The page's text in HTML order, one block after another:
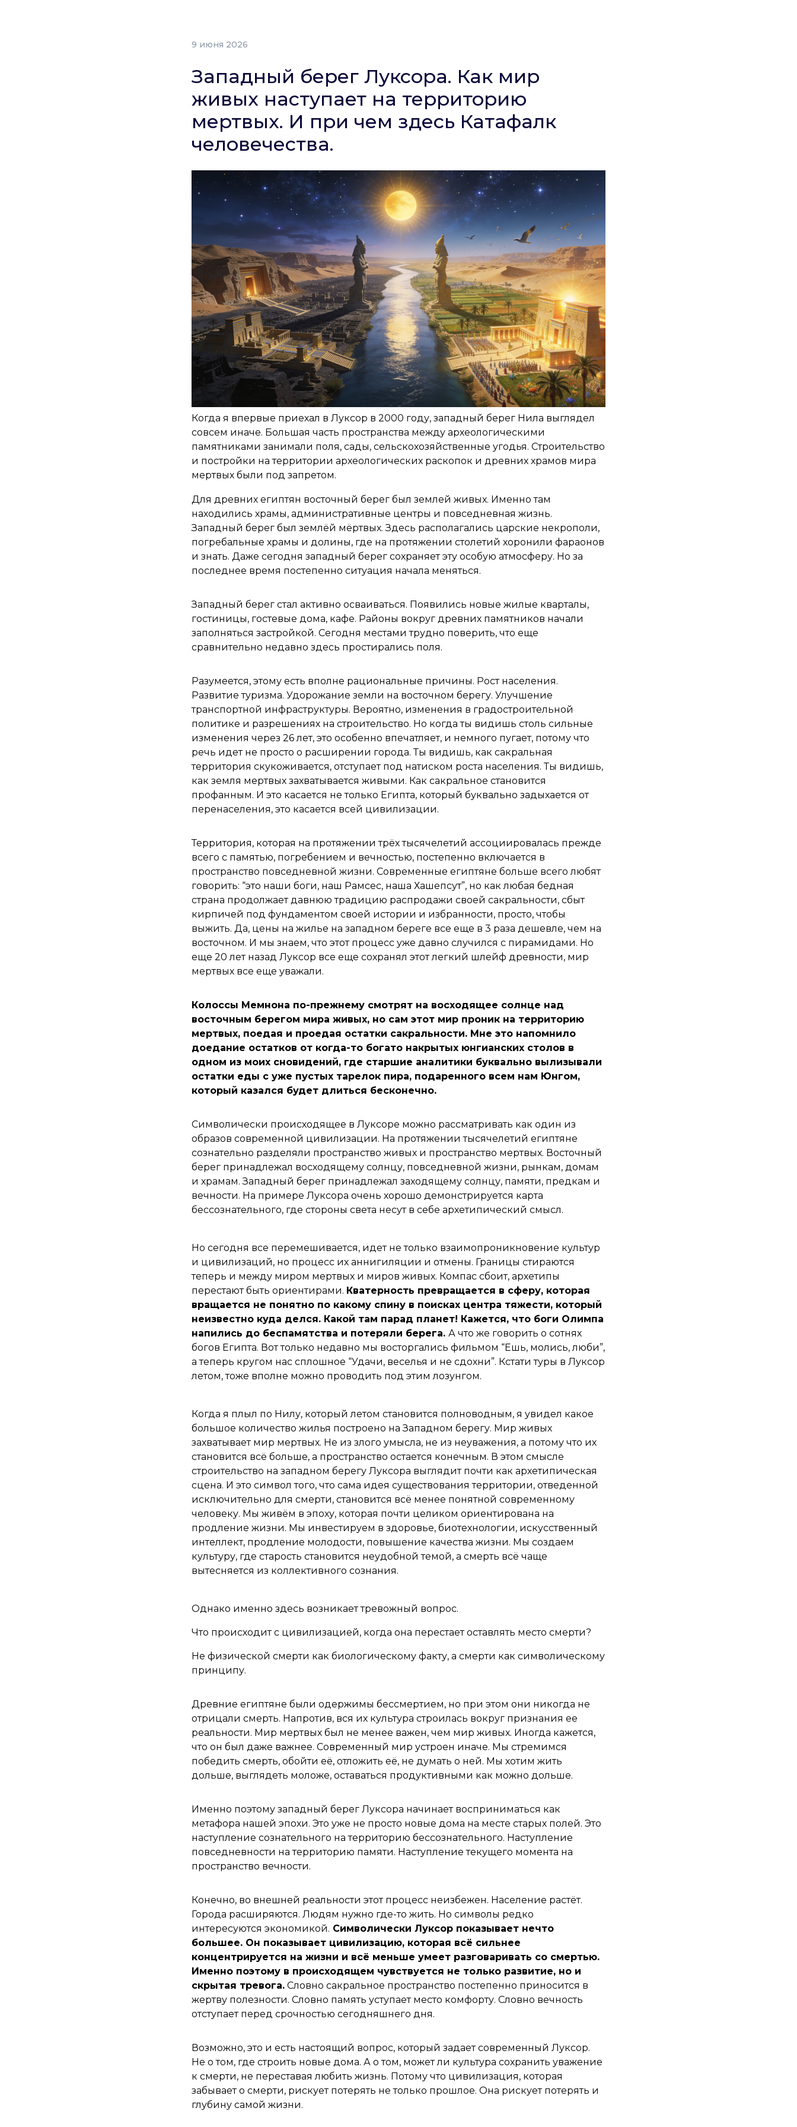
9 июня 2026
Западный берег Луксора. Как мир
живых наступает на территорию
мертвых. И при чем здесь Катафалк
человечества.
Когда я впервые приехал в Луксор в 2000 году, западный берег Нила выглядел
совсем иначе. Большая часть пространства между археологическими
памятниками занимали поля, сады, сельскохозяйственные угодья. Строительство
и постройки на территории археологических раскопок и древних храмов мира
мертвых были под запретом.
Для древних египтян восточный берег был землей живых. Именно там
находились храмы, административные центры и повседневная жизнь.
Западный берег был землёй мёртвых. Здесь располагались царские некрополи,
погребальные храмы и долины, где на протяжении столетий хоронили фараонов
и знать. Даже сегодня западный берег сохраняет эту особую атмосферу. Но за
последнее время постепенно ситуация начала меняться.
Западный берег стал активно осваиваться. Появились новые жилые кварталы,
гостиницы, гостевые дома, кафе. Районы вокруг древних памятников начали
заполняться застройкой. Сегодня местами трудно поверить, что еще
сравнительно недавно здесь простирались поля.
Разумеется, этому есть вполне рациональные причины. Рост населения.
Развитие туризма. Удорожание земли на восточном берегу. Улучшение
транспортной инфраструктуры. Вероятно, изменения в градостроительной
политике и разрешениях на строительство. Но когда ты видишь столь сильные
изменения через 26 лет, это особенно впечатляет, и немного пугает, потому что
речь идет не просто о расширении города. Ты видишь, как сакральная
территория скукоживается, отступает под натиском роста населения. Ты видишь,
как земля мертвых захватывается живыми. Как сакральное становится
профанным. И это касается не только Египта, который буквально задыхается от
перенаселения, это касается всей цивилизации.
Территория, которая на протяжении трёх тысячелетий ассоциировалась прежде
всего с памятью, погребением и вечностью, постепенно включается в
пространство повседневной жизни. Современные египтяне больше всего любят
говорить: “это наши боги, наш Рамсес, наша Хашепсут”, но как любая бедная
страна продолжает давнюю традицию распродажи своей сакральности, сбыт
кирпичей под фундаментом своей истории и избранности, просто, чтобы
выжить. Да, цены на жилье на западном береге все еще в 3 раза дешевле, чем на
восточном. И мы знаем, что этот процесс уже давно случился с пирамидами. Но
еще 20 лет назад Луксор все еще сохранял этот легкий шлейф древности, мир
мертвых все еще уважали.
Колоссы Мемнона по-прежнему смотрят на восходящее солнце над
восточным берегом мира живых, но сам этот мир проник на территорию
мертвых, поедая и проедая остатки сакральности. Мне это напомнило
доедание остатков от когда-то богато накрытых юнгианских столов в
одном из моих сновидений, где старшие аналитики буквально вылизывали
остатки еды с уже пустых тарелок пира, подаренного всем нам Юнгом,
который казался будет длиться бесконечно.
Символически происходящее в Луксоре можно рассматривать как один из
образов современной цивилизации. На протяжении тысячелетий египтяне
сознательно разделяли пространство живых и пространство мертвых. Восточный
берег принадлежал восходящему солнцу, повседневной жизни, рынкам, домам
и храмам. Западный берег принадлежал заходящему солнцу, памяти, предкам и
вечности. На примере Луксора очень хорошо демонстрируется карта
бессознательного, где стороны света несут в себе архетипический смысл.
Но сегодня все перемешивается, идет не только взаимопроникновение культур
и цивилизаций, но процесс их аннигиляции и отмены. Границы стираются
теперь и между миром мертвых и миров живых. Компас сбоит, архетипы
перестают быть ориентирами. Кватерность превращается в сферу, которая
вращается не понятно по какому спину в поисках центра тяжести, который
неизвестно куда делся. Какой там парад планет! Кажется, что боги Олимпа
напились до беспамятства и потеряли берега. А что же говорить о сотнях
богов Египта. Вот только недавно мы восторгались фильмом “Ешь, молись, люби”,
а теперь кругом нас сплошное “Удачи, веселья и не сдохни”. Кстати туры в Луксор
летом, тоже вполне можно проводить под этим лозунгом.
Когда я плыл по Нилу, который летом становится полноводным, я увидел какое
большое количество жилья построено на Западном берегу. Мир живых
захватывает мир мертвых. Не из злого умысла, не из неуважения, а потому что их
становится всё больше, а пространство остается конечным. В этом смысле
строительство на западном берегу Луксора выглядит почти как архетипическая
сцена. И это символ того, что сама идея существования территории, отведенной
исключительно для смерти, становится всё менее понятной современному
человеку. Мы живём в эпоху, которая почти целиком ориентирована на
продление жизни. Мы инвестируем в здоровье, биотехнологии, искусственный
интеллект, продление молодости, повышение качества жизни. Мы создаем
культуру, где старость становится неудобной темой, а смерть всё чаще
вытесняется из коллективного сознания.
Однако именно здесь возникает тревожный вопрос.
Что происходит с цивилизацией, когда она перестает оставлять место смерти?
Не физической смерти как биологическому факту, а смерти как символическому
принципу.
Древние египтяне были одержимы бессмертием, но при этом они никогда не
отрицали смерть. Напротив, вся их культура строилась вокруг признания ее
реальности. Мир мертвых был не менее важен, чем мир живых. Иногда кажется,
что он был даже важнее. Современный мир устроен иначе. Мы стремимся
победить смерть, обойти её, отложить её, не думать о ней. Мы хотим жить
дольше, выглядеть моложе, оставаться продуктивными как можно дольше.
Именно поэтому западный берег Луксора начинает восприниматься как
метафора нашей эпохи. Это уже не просто новые дома на месте старых полей. Это
наступление сознательного на территорию бессознательного. Наступление
повседневности на территорию памяти. Наступление текущего момента на
пространство вечности.
Конечно, во внешней реальности этот процесс неизбежен. Население растёт.
Города расширяются. Людям нужно где-то жить. Но символы редко
интересуются экономикой. Символически Луксор показывает нечто
большее. Он показывает цивилизацию, которая всё сильнее
концентрируется на жизни и всё меньше умеет разговаривать со смертью.
Именно поэтому в происходящем чувствуется не только развитие, но и
скрытая тревога. Словно сакральное пространство постепенно приносится в
жертву полезности. Словно память уступает место комфорту. Словно вечность
отступает перед срочностью сегодняшнего дня.
Возможно, это и есть настоящий вопрос, который задает современный Луксор.
Не о том, где строить новые дома. А о том, может ли культура сохранить уважение
к смерти, не переставая любить жизнь. Потому что цивилизация, которая
забывает о смерти, рискует потерять не только прошлое. Она рискует потерять и
глубину самой жизни.